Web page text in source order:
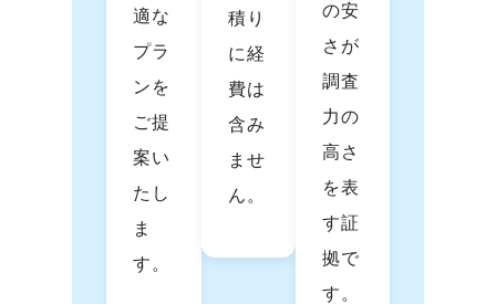
適な
プラ
ンを
ご提
案い
たし
ま
す。
積り
に経
費は
含み
ませ
ん。
の安
さが
調査
力の
高さ
を表
す証
拠で
す。